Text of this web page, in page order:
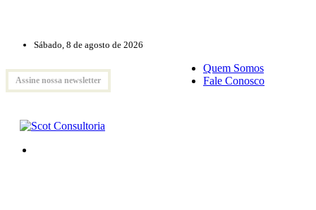
Sábado, 8 de agosto de 2026
Assine nossa newsletter
Quem Somos
Fale Conosco